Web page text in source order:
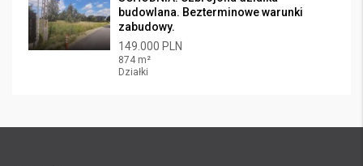
budowlana. Bezterminowe warunki
zabudowy.
149.000 PLN
874 m²
Działki